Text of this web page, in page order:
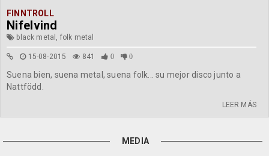
FINNTROLL
Nifelvind
black metal, folk metal
15-08-2015 841 0 0
Suena bien, suena metal, suena folk... su mejor disco junto a
Nattfödd.
LEER MÁS
MEDIA